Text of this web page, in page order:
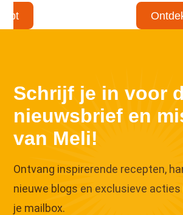
Schrijf je in voor
nieuwsbrief en
van Meli!
Ontvang inspirerende recepten,
nieuwe blogs en exclusieve
je mailbox.